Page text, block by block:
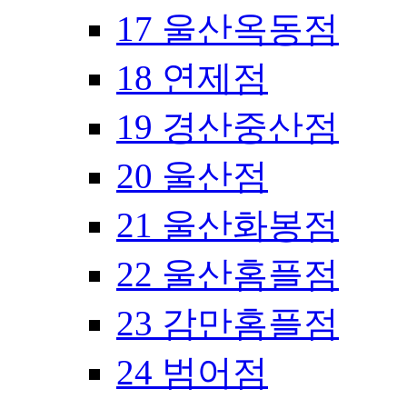
17 울산옥동점
18 연제점
19 경산중산점
20 울산점
21 울산화봉점
22 울산홈플점
23 감만홈플점
24 범어점